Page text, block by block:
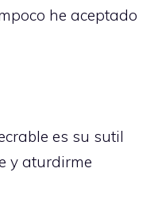
he aceptado
es su sutil
y aturdirme